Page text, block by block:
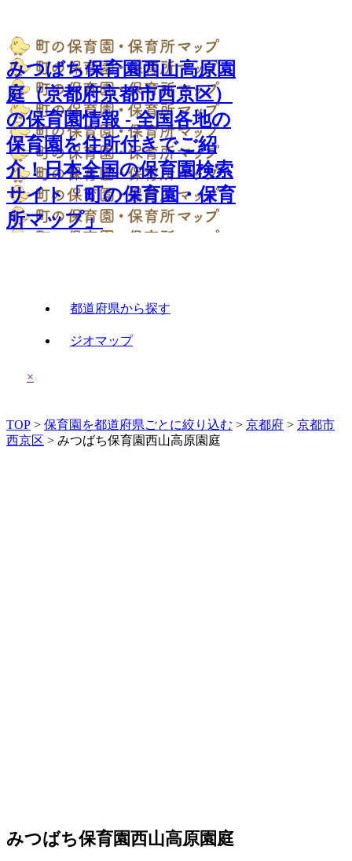
みつばち保育園西山高原園
庭（京都府京都市西京区）
の保育園情報 - 全国各地の
保育園を住所付きでご紹
介！日本全国の保育園検索
サイト「町の保育園・保育
所マップ」
都道府県から探す
ジオマップ
×
TOP > 保育園を都道府県ごとに絞り込む > 京都府 > 京都市
西京区 > みつばち保育園西山高原園庭
みつばち保育園西山高原園庭